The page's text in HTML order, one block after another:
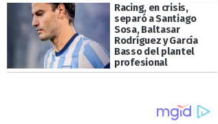
Racing, en crisis,
separó a Santiago
Sosa, Baltasar
Rodríguez y García
Basso del plantel
profesional